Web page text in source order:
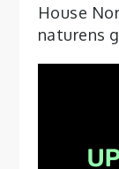
House
naturens